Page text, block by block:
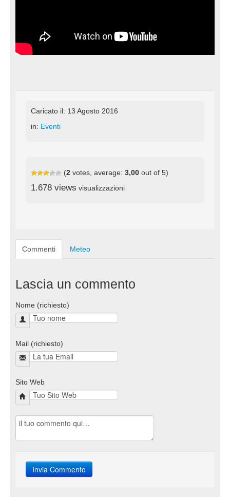
Caricato il: 13 Agosto 2016
in: Eventi
(2 votes, average: 3,00 out of 5)
1.678 views visualizzazioni
Commenti Meteo
Lascia un commento
Nome (richiesto)
Mail (richiesto)
Sito Web